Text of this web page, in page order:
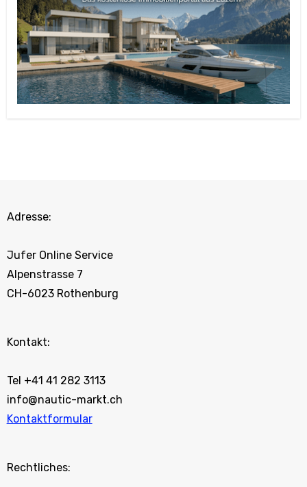
Adresse:
Jufer Online Service
Alpenstrasse 7
CH-6023 Rothenburg
Kontakt:
Tel +41 41 282 3113
info@nautic-markt.ch
Kontaktformular
Rechtliches: